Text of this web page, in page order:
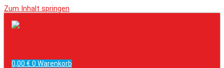
Zum Inhalt springen
0,00 € 0 Warenkorb